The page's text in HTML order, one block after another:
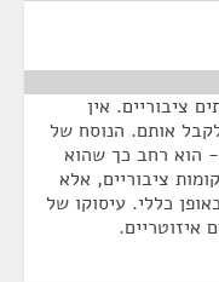
ציבוריים. אין
אותם. הנוסח של
- הוא רחב כך שהוא
ציבוריים, אלא
כללי. עיסוקו של
איזוטריים.